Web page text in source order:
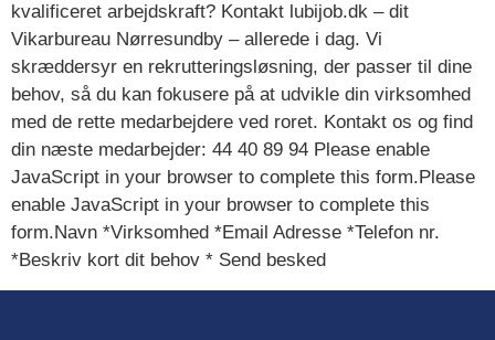
kvalificeret arbejdskraft? Kontakt lubijob.dk – dit
Vikarbureau Nørresundby – allerede i dag. Vi
skræddersyr en rekrutteringsløsning, der passer til dine
behov, så du kan fokusere på at udvikle din virksomhed
med de rette medarbejdere ved roret. Kontakt os og find
din næste medarbejder: 44 40 89 94 Please enable
JavaScript in your browser to complete this form.Please
enable JavaScript in your browser to complete this
form.Navn *Virksomhed *Email Adresse *Telefon nr.
*Beskriv kort dit behov * Send besked